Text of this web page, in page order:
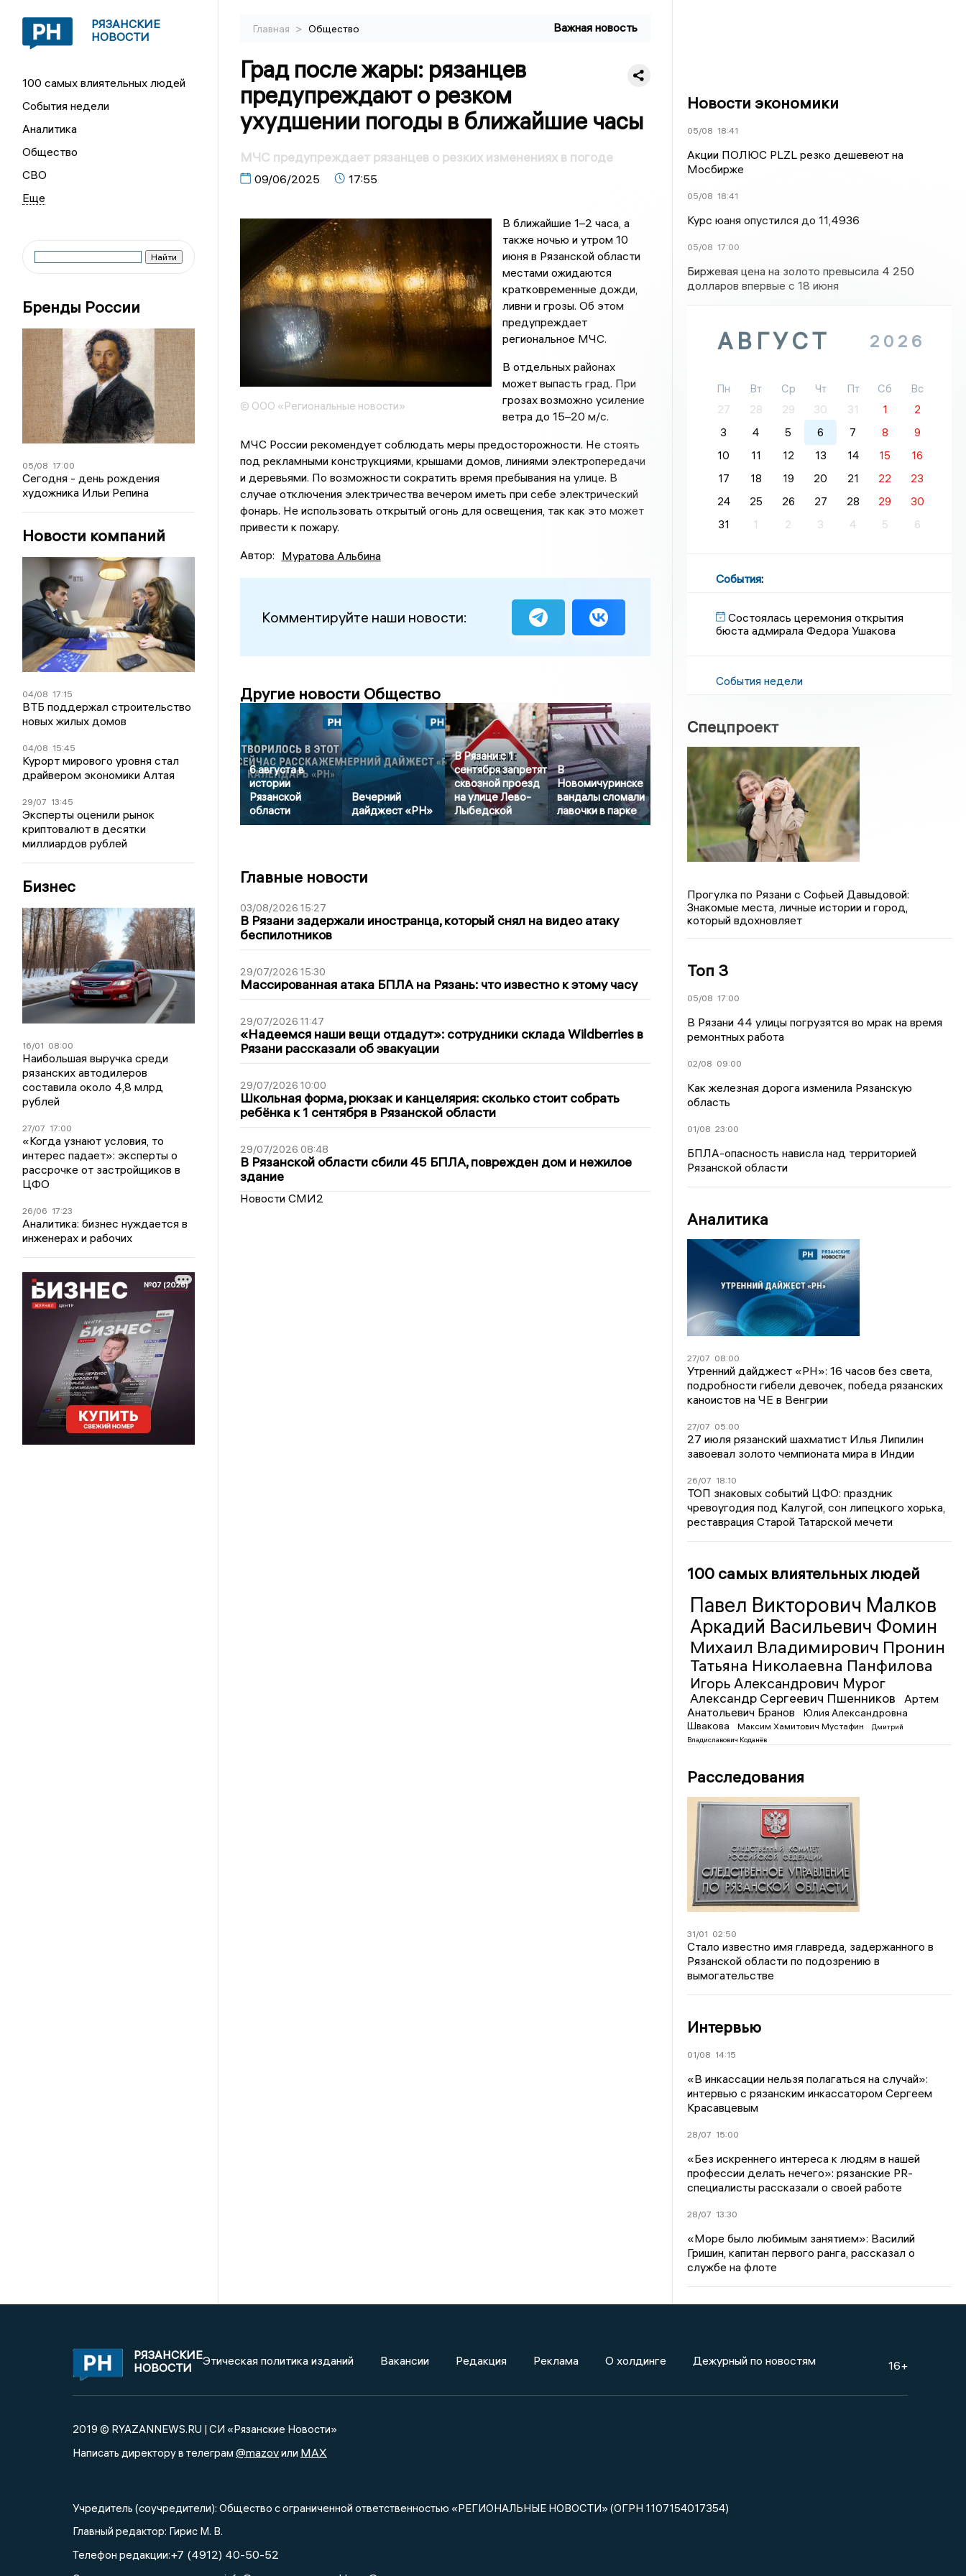
РЯЗАНСКИЕ
НОВОСТИ
100 самых влиятельных людей
События недели
Аналитика
Общество
СВО
Бренды России
05/08 17:00
Сегодня - день рождения
художника Ильи Репина
Новости компаний
04/08 17:15
ВТБ поддержал строительство
новых жилых домов
04/08 15:45
Курорт мирового уровня стал
драйвером экономики Алтая
29/07 13:45
Эксперты оценили рынок
криптовалют в десятки
миллиардов рублей
Бизнес
16/01 08:00
Наибольшая выручка среди
рязанских автодилеров
составила около 4,8 млрд
рублей
27/07 17:00
«Когда узнают условия, то
интерес падает»: эксперты о
рассрочке от застройщиков в
ЦФО
26/06 17:23
Аналитика: бизнес нуждается в
инженерах и рабочих
Главная > Общество Важная новость
Град после жары: рязанцев
предупреждают о резком
ухудшении погоды в ближайшие часы
МЧС предупреждает рязанцев о резких изменениях в погоде
09/06/2025 17:55
© ООО «Региональные новости»
В ближайшие 1–2 часа, а
также ночью и утром 10
июня в Рязанской области
местами ожидаются
кратковременные дожди,
ливни и грозы. Об этом
предупреждает
региональное МЧС.
В отдельных районах
может выпасть град. При
грозах возможно усиление
ветра до 15–20 м/с.
МЧС России рекомендует соблюдать меры предосторожности. Не стоять
под рекламными конструкциями, крышами домов, линиями электропередачи
и деревьями. По возможности сократить время пребывания на улице. В
случае отключения электричества вечером иметь при себе электрический
фонарь. Не использовать открытый огонь для освещения, так как это может
привести к пожару.
Автор: Муратова Альбина
Комментируйте наши новости:
Другие новости Общество
6 августа в
истории
Рязанской
области
Вечерний
дайджест «РН»
В Рязани с 1
сентября запретят
сквозной проезд
на улице Лево-
Лыбедской
В
Новомичуринске
вандалы сломали
лавочки в парке
Главные новости
03/08/2026 15:27
В Рязани задержали иностранца, который снял на видео атаку
беспилотников
29/07/2026 15:30
Массированная атака БПЛА на Рязань: что известно к этому часу
29/07/2026 11:47
«Надеемся наши вещи отдадут»: сотрудники склада Wildberries в
Рязани рассказали об эвакуации
29/07/2026 10:00
Школьная форма, рюкзак и канцелярия: сколько стоит собрать
ребёнка к 1 сентября в Рязанской области
29/07/2026 08:48
В Рязанской области сбили 45 БПЛА, поврежден дом и нежилое
здание
Новости СМИ2
Новости экономики
05/08 18:41
Акции ПОЛЮС PLZL резко дешевеют на
Мосбирже
05/08 18:41
Курс юаня опустился до 11,4936
05/08 17:00
Биржевая цена на золото превысила 4 250
долларов впервые с 18 июня
АВГУСТ 2026
Пн Вт Ср Чт Пт Сб
Вс
27
28 29 30 31 1
2
3
4 5 6 7 8
9
10
11 12 13 14 15
16
17
18 19 20 21 22
23
24
25 26 27 28 29
30
31
1 2 3 4 5 6
События:
Состоялась церемония открытия
бюста адмирала Федора Ушакова
События недели
Спецпроект
Прогулка по Рязани с Софьей Давыдовой:
Знакомые места, личные истории и город,
который вдохновляет
Топ 3
05/08 17:00
В Рязани 44 улицы погрузятся во мрак на время
ремонтных работа
02/08 09:00
Как железная дорога изменила Рязанскую
область
01/08 23:00
БПЛА-опасность нависла над территорией
Рязанской области
Аналитика
27/07 08:00
Утренний дайджест «РН»: 16 часов без света,
подробности гибели девочек, победа рязанских
каноистов на ЧЕ в Венгрии
27/07 05:00
27 июля рязанский шахматист Илья Липилин
завоевал золото чемпионата мира в Индии
26/07 18:10
ТОП знаковых событий ЦФО: праздник
чревоугодия под Калугой, сон липецкого хорька,
реставрация Старой Татарской мечети
100 самых влиятельных людей
Павел Викторович Малков
Аркадий Васильевич Фомин
Михаил Владимирович Пронин
Татьяна Николаевна Панфилова
Игорь Александрович Мурог
Александр Сергеевич Пшенников
Артем
Анатольевич Бранов
Юлия Александровна
Швакова
Максим Хамитович Мустафин
Дмитрий
Владиславович Коданёв
Расследования
31/01 02:50
Стало известно имя главреда, задержанного в
Рязанской области по подозрению в
вымогательстве
Интервью
01/08 14:15
«В инкассации нельзя полагаться на случай»:
интервью с рязанским инкассатором Сергеем
Красавцевым
28/07 15:00
«Без искреннего интереса к людям в нашей
профессии делать нечего»: рязанские PR-
специалисты рассказали о своей работе
28/07 13:30
«Море было любимым занятием»: Василий
Гришин, капитан первого ранга, рассказал о
службе на флоте
РЯЗАНСКИЕ
НОВОСТИ
Этическая политика изданий Вакансии Редакция Реклама О холдинге Дежурный по новостям 16+
2019 © RYAZANNEWS.RU | СИ «Рязанские Новости»
Написать директору в телеграм @mazovили MAX
Учредитель (соучредители): Общество с ограниченной ответственностью «РЕГИОНАЛЬНЫЕ НОВОСТИ» (ОГРН 1107154017354)
Главный редактор: Гирис М. В.
Телефон редакции:+7 (4912) 40-50-52